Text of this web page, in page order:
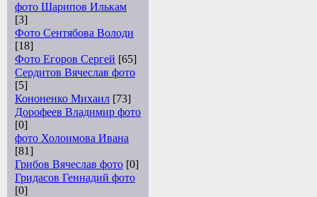
фото Шарипов Илькам
[3]
Фото Сентябова Володи
[18]
Фото Егоров Сергей [65]
Сердитов Вячеслав фото
[5]
Кононенко Михаил [73]
Дорофеев Владимир фото
[0]
фото Холоимова Ивана
[81]
Грибов Вячеслав фото [0]
Гридасов Геннадий фото
[0]